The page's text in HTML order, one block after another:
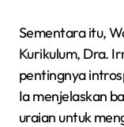
Sementara itu,
Kurikulum, Dra.
pentingnya
Ia menjelaskan
uraian untuk